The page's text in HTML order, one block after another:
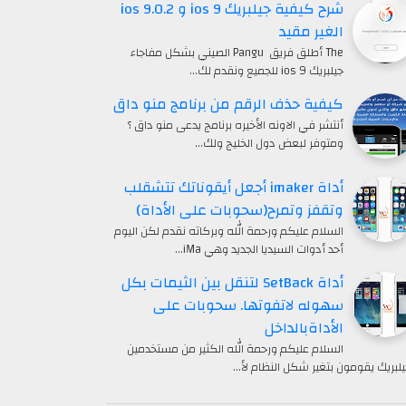
شرح كيفية جيلبريك ios 9 و ios 9.0.2
الغير مقيد
The أطلق فريق Pangu الصيني بشكل مفاجاء
جيلبريك ios 9 للجميع ونقدم لك…
كيفية حذف الرقم من برنامج منو داق
أنتشر في الاونه الأخيره برنامج يدعى منو داق ؟
ومتوفر لبعض دول الخليج ولك…
أداة imaker أجعل أيقوناتك تتشقلب
وتقفز وتمرح(سحوبات على الأداة)
السلام عليكم ورحمة الله وبركاته نقدم لكن اليوم
أحد أدوات السيديا الجديد وهي iMa…
أداة SetBack لتنقل بين الثيمات بكل
سهوله لاتفوتها. سحوبات على
الأداةبالداخل
السلام عليكم ورحمة الله الكثير من مستخدمين
يقومون بتغير شكل النظام لأ…